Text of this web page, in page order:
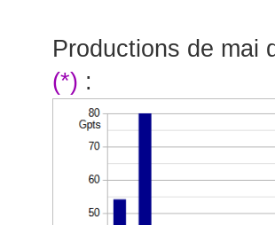
Productions de mai
(*) :